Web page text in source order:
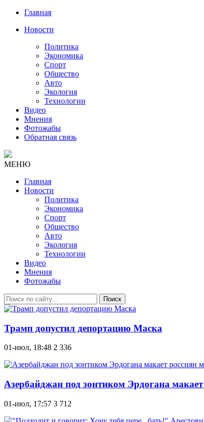
Главная
Новости
Политика
Экономика
Спорт
Общество
Авто
Экология
Технологии
Видео
Мнения
Фотожабы
Обратная связь
МЕНЮ
Главная
Новости
Политика
Экономика
Спорт
Общество
Авто
Экология
Технологии
Видео
Мнения
Фотожабы
Поиск
Трамп допустил депортацию Маска
01-июл, 18:48 2 336
Азербайджан под зонтиком Эрдогана
01-июл, 17:57 3 712